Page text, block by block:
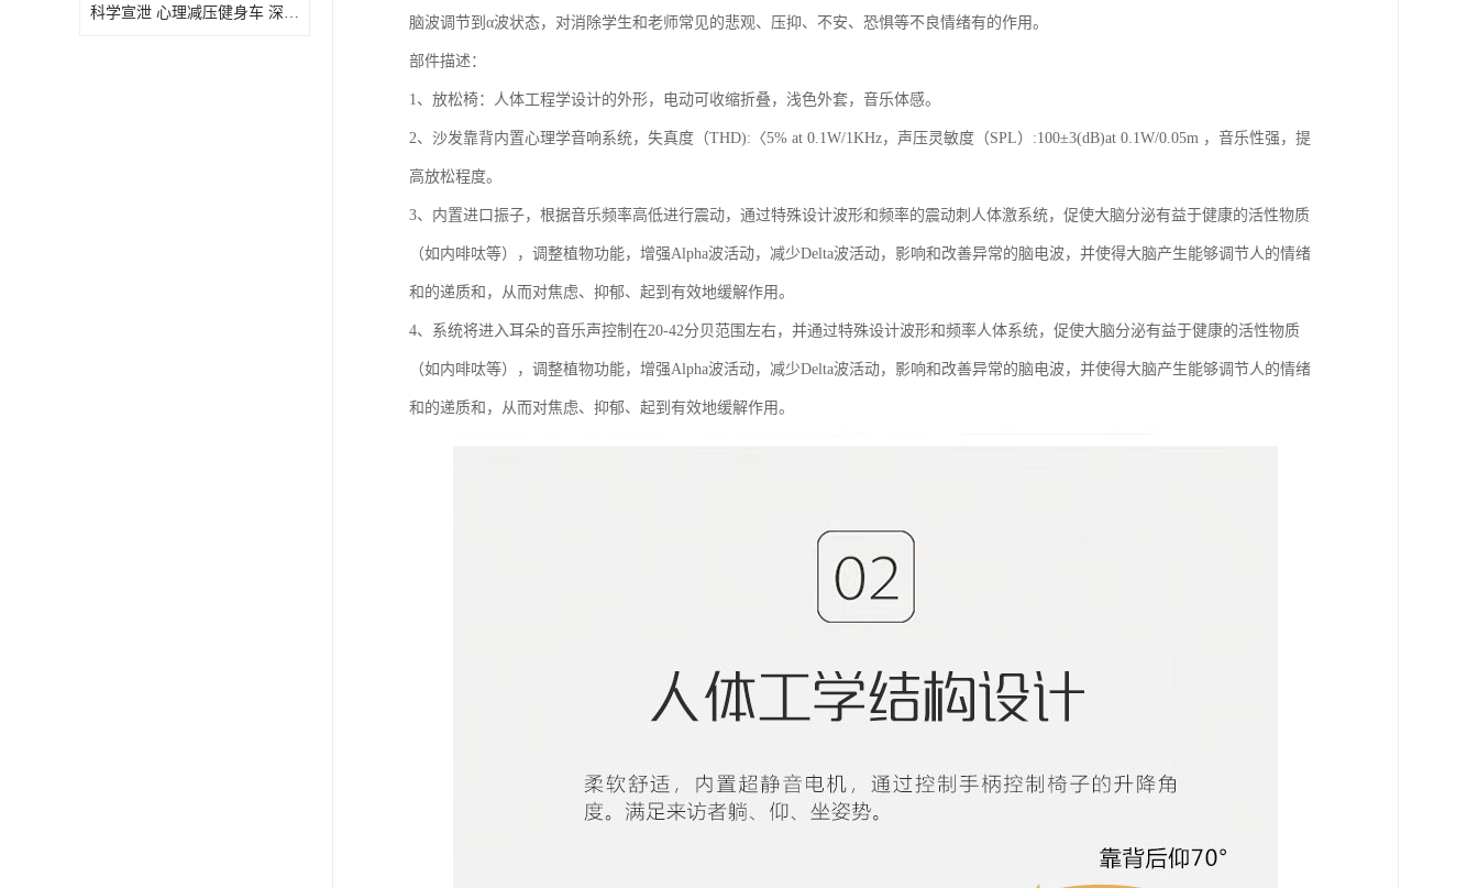
科学宣泄 心理减压健身车 深圳心理咨询室智能心理减压动感单车
脑波调节到α波状态，对消除学生和老师常见的悲观、压抑、不安、恐惧等不良情绪有的作用。
部件描述：
1、放松椅：人体工程学设计的外形，电动可收缩折叠，浅色外套，音乐体感。
2、沙发靠背内置心理学音响系统，失真度（THD):〈5% at 0.1W/1KHz，声压灵敏度（SPL）:100±3(dB)at 0.1W/0.05m ，音乐性强，提
高放松程度。
3、内置进口振子，根据音乐频率高低进行震动，通过特殊设计波形和频率的震动刺人体激系统，促使大脑分泌有益于健康的活性物质
（如内啡呔等），调整植物功能，增强Alpha波活动，减少Delta波活动，影响和改善异常的脑电波，并使得大脑产生能够调节人的情绪
和的递质和，从而对焦虑、抑郁、起到有效地缓解作用。
4、系统将进入耳朵的音乐声控制在20-42分贝范围左右，并通过特殊设计波形和频率人体系统，促使大脑分泌有益于健康的活性物质
（如内啡呔等），调整植物功能，增强Alpha波活动，减少Delta波活动，影响和改善异常的脑电波，并使得大脑产生能够调节人的情绪
和的递质和，从而对焦虑、抑郁、起到有效地缓解作用。